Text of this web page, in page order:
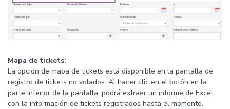
Mapa de tickets:
La opción de mapa de tickets está disponible en la pantalla de
registro de tickets no volados. Al hacer clic en el botón en la
parte inferior de la pantalla, podrá extraer un informe de Excel
con la información de tickets registrados hasta el momento.